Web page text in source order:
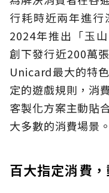
行耗時近兩年進
2024年推出「玉
創下發行近200萬
Unicard最大的特
定的遊戲規則，消
客製化方案主動貼
大多數的消費場景。
百大指定消費